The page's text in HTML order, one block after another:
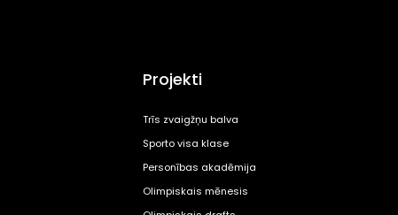
Projekti
Trīs zvaigžņu balva
Sporto visa klase
Personības akadēmija
Olimpiskais mēnesis